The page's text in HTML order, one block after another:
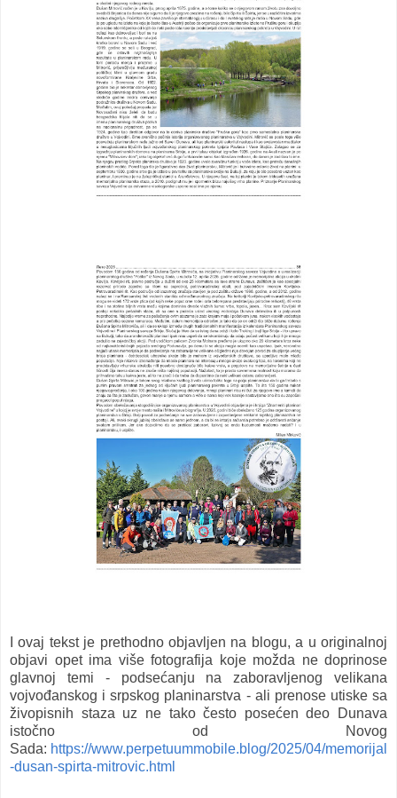
I ovaj tekst je prethodno objavljen na blogu, a u originalnoj
objavi opet ima više fotografija koje možda ne doprinose
glavnoj temi - podsećanju na zaboravljenog velikana
vojvođanskog i srpskog planinarstva - ali prenose utiske sa
živopisnih staza uz ne tako često posećen deo Dunava
istočno od Novog
Sada: https://www.perpetuummobile.blog/2025/04/memorijal
-dusan-spirta-mitrovic.html